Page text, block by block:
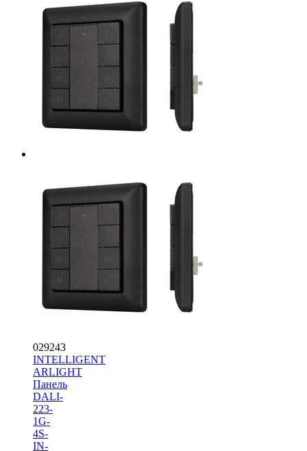
029243
INTELLIGENT
ARLIGHT
Панель
DALI-
223-
1G-
4S-
IN-